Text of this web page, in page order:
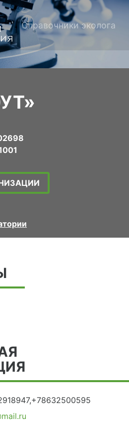
Справочники эколога